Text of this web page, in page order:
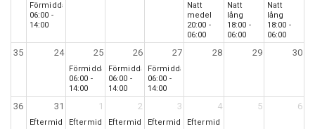
Förmiddag
06:00 -
14:00
Natt
medel
20:00 -
06:00
Natt
lång
18:00 -
06:00
Natt
lång
18:00 -
06:00
35 24 25 26 27 28 29 30
Förmiddag
06:00 -
14:00
Förmiddag
06:00 -
14:00
Förmiddag
06:00 -
14:00
36 31 1 2 3 4 5 6
EftermiddagEftermiddagEftermiddagEftermiddagEftermiddag